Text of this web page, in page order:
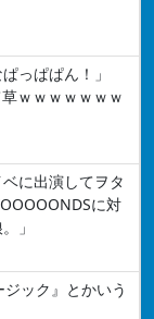
ぱっぱぱん！」
ｗｗｗｗｗｗｗ
に出演してヲタ
に対
」
ック』とかいう